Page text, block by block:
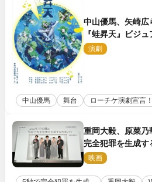
中山優馬、矢崎
『蛙昇天』ビジュ
演劇
中山優馬 舞台 ローチケ演劇宣言！
重岡大毅、原菜乃
完全犯罪を生成
壇！ それぞれの
映画